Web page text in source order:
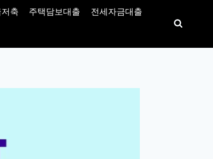
축 주택담보대출 전세자금대출